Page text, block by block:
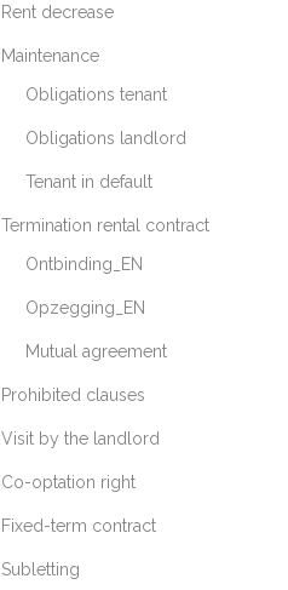
Rent decrease
Maintenance
Obligations tenant
Obligations landlord
Tenant in default
Termination rental contract
Ontbinding_EN
Opzegging_EN
Mutual agreement
Prohibited clauses
Visit by the landlord
Co-optation right
Fixed-term contract
Subletting